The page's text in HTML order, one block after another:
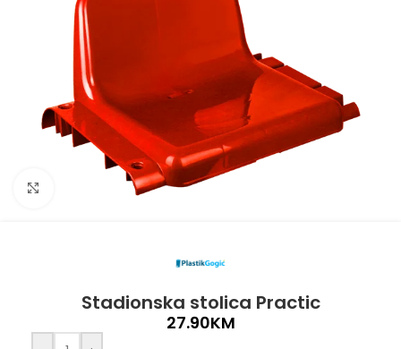
Click to enlarge
Stadionska stolica Practic
27.90KM